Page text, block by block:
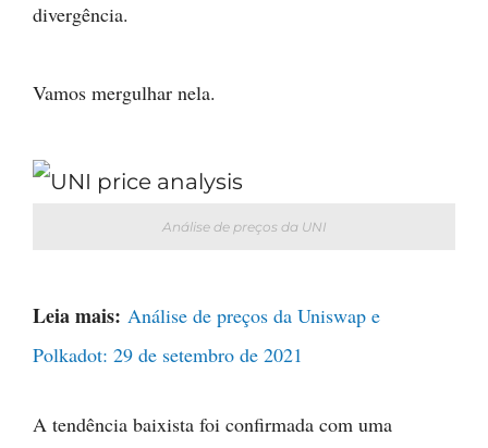
divergência.
Vamos mergulhar nela.
Análise de preços da UNI
Leia mais: Análise de preços da Uniswap e
Polkadot: 29 de setembro de 2021
A tendência baixista foi confirmada com uma